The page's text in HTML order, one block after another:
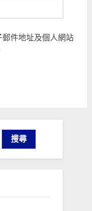
件地址及個人網站